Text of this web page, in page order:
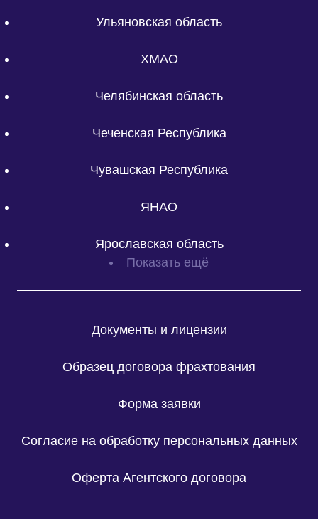
Ульяновская область
ХМАО
Челябинская область
Чеченская Республика
Чувашская Республика
ЯНАО
Ярославская область
Показать ещё
Документы и лицензии
Образец договора фрахтования
Форма заявки
Согласие на обработку персональных данных
Оферта Агентского договора